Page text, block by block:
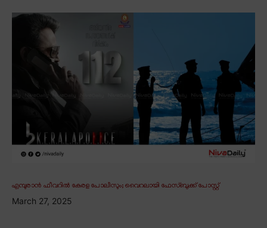
എമ്പുരാൻ ഫീവറിൽ കേരള പോലീസും; വൈറലായി ഫേസ്ബുക്ക് പോസ്റ്റ്
March 27, 2025